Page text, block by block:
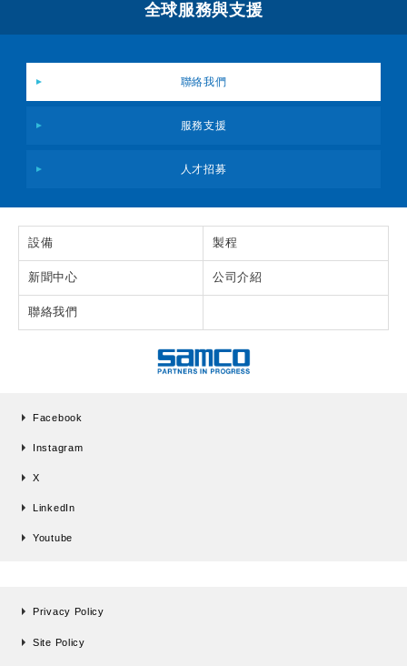
全球服務與支援
聯絡我們
服務支援
人才招募
設備 製程
新聞中心 公司介紹
聯絡我們
Facebook
Instagram
X
LinkedIn
Youtube
Privacy Policy
Site Policy